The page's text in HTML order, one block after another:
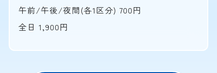
午前/午後/夜間(各1区分) 700円
全日 1,900円